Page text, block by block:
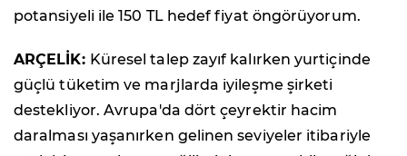
potansiyeli ile 150 TL hedef fiyat öngörüyorum.
ARÇELİK: Küresel talep zayıf kalırken yurtiçinde
güçlü tüketim ve marjlarda iyileşme şirketi
destekliyor. Avrupa'da dört çeyrektir hacim
daralması yaşanırken gelinen seviyeler itibariyle